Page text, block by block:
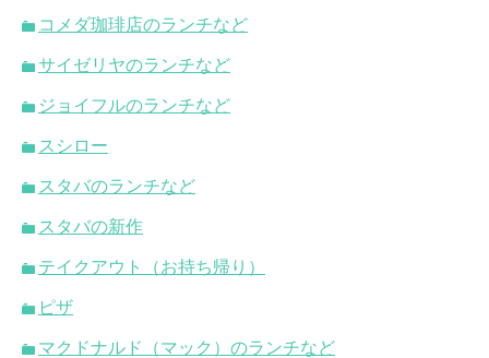
コメダ珈琲店のランチなど
サイゼリヤのランチなど
ジョイフルのランチなど
スシロー
スタバのランチなど
スタバの新作
テイクアウト（お持ち帰り）
ピザ
マクドナルド（マック）のランチなど